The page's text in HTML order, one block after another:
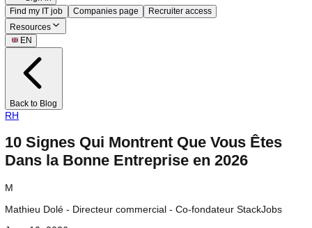
Sign in
Find my IT job
Resources
EN
Back to Blog
RH
10 Signes Qui Montrent Que Vous
Dans la Bonne Entreprise en 2026